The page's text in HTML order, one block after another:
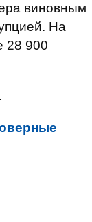
виновным
На
28 900